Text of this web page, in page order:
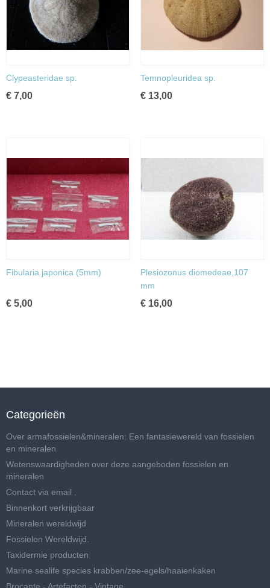
Clypeasteridae sp.
€ 7,00
Temnopleuridea sp.
€ 13,00
Fibularia japonica (5mm)
€ 5,00
Plesiozonus diomedeae,107
mm
€ 16,00
Categorieën
Over armafossielen&mineralen: Een fantasiewereld van fossielen
en mineralen
Wetenswaardigheden over deze aangeboden fossielen en
mineralen
Contact via email .
Binnenkort verkrijgbaar
Mineralen wereldwijd
Fossielen Wereldwijd.
Taxidermie producten
Marine sealife species krabben/zee-egels/haaienkaken